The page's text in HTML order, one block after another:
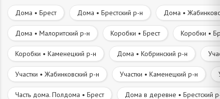
Дома • Брест Дома • Брестский р-н Дома •
Дома • Малоритский р-н Коробки • Брест Коробки •
Коробки • Каменецкий р-н Дома • Кобринский р-н
Участки • Жабинковский р-н Участки • Каменецкий р-н
Часть дома. Полдома • Брест Дома в деревне • Брестский